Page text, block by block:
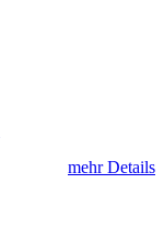
mehr Details